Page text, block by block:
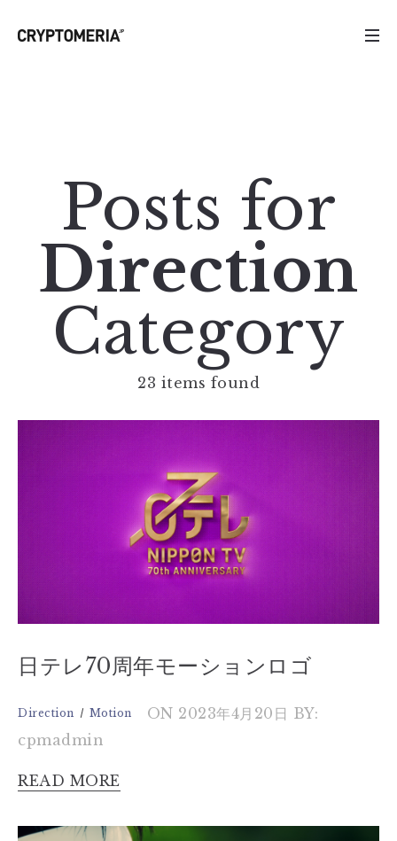
Posts for
Direction
Category
23 items found
日テレ70周年モーションロゴ
Direction Motion ON 2023年4月20日 BY:
cpmadmin
READ MORE